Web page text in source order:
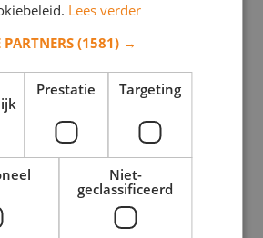
Lees verder
PARTNERS(1581) →
Prestatie Targeting
Niet-
geclassificeerd